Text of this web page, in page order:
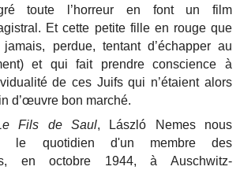
toute l’horreur en font un film
Et cette petite fille en rouge que
perdue, tentant d’échapper au
et qui fait prendre conscience à
de ces Juifs qui n’étaient alors
d’œuvre bon marché.
Fils de Saul, László Nemes nous
le quotidien d'un membre des
en octobre 1944, à Auschwitz-